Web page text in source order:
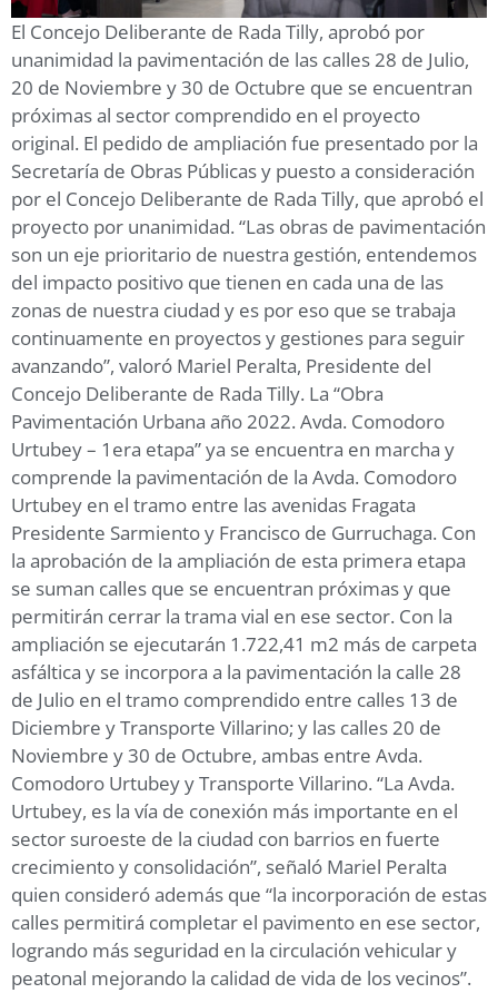
El Concejo Deliberante de Rada Tilly, aprobó por
unanimidad la pavimentación de las calles 28 de Julio,
20 de Noviembre y 30 de Octubre que se encuentran
próximas al sector comprendido en el proyecto
original. El pedido de ampliación fue presentado por la
Secretaría de Obras Públicas y puesto a consideración
por el Concejo Deliberante de Rada Tilly, que aprobó el
proyecto por unanimidad. “Las obras de pavimentación
son un eje prioritario de nuestra gestión, entendemos
del impacto positivo que tienen en cada una de las
zonas de nuestra ciudad y es por eso que se trabaja
continuamente en proyectos y gestiones para seguir
avanzando”, valoró Mariel Peralta, Presidente del
Concejo Deliberante de Rada Tilly. La “Obra
Pavimentación Urbana año 2022. Avda. Comodoro
Urtubey – 1era etapa” ya se encuentra en marcha y
comprende la pavimentación de la Avda. Comodoro
Urtubey en el tramo entre las avenidas Fragata
Presidente Sarmiento y Francisco de Gurruchaga. Con
la aprobación de la ampliación de esta primera etapa
se suman calles que se encuentran próximas y que
permitirán cerrar la trama vial en ese sector. Con la
ampliación se ejecutarán 1.722,41 m2 más de carpeta
asfáltica y se incorpora a la pavimentación la calle 28
de Julio en el tramo comprendido entre calles 13 de
Diciembre y Transporte Villarino; y las calles 20 de
Noviembre y 30 de Octubre, ambas entre Avda.
Comodoro Urtubey y Transporte Villarino. “La Avda.
Urtubey, es la vía de conexión más importante en el
sector suroeste de la ciudad con barrios en fuerte
crecimiento y consolidación”, señaló Mariel Peralta
quien consideró además que “la incorporación de estas
calles permitirá completar el pavimento en ese sector,
logrando más seguridad en la circulación vehicular y
peatonal mejorando la calidad de vida de los vecinos”.